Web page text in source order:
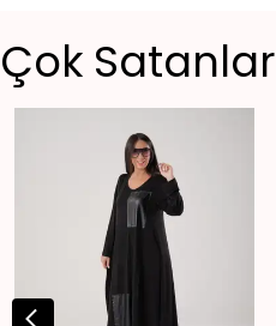
Çok Satanlar